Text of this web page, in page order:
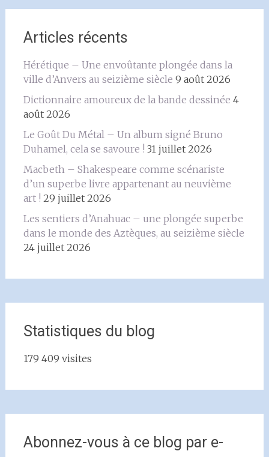
Articles récents
Hérétique – Une envoûtante plongée dans la
ville d’Anvers au seizième siècle 9 août 2026
Dictionnaire amoureux de la bande dessinée 4
août 2026
Le Goût Du Métal – Un album signé Bruno
Duhamel, cela se savoure ! 31 juillet 2026
Macbeth – Shakespeare comme scénariste
d’un superbe livre appartenant au neuvième
art ! 29 juillet 2026
Les sentiers d’Anahuac – une plongée superbe
dans le monde des Aztèques, au seizième siècle
24 juillet 2026
Statistiques du blog
179 409 visites
Abonnez-vous à ce blog par e-